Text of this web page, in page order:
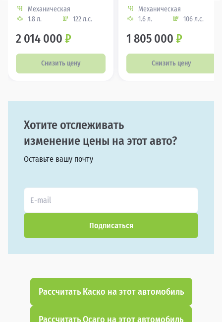
Механическая
1.8 л.
122 л.с.
2 014 000 ₽
Снизить цену
Механическая
1.6 л.
106 л.с.
1 805 000 ₽
Снизить цену
Хотите отслеживать
изменение цены на этот авто?
Оставьте вашу почту
Подписаться
Рассчитать Каско на этот автомобиль
Рассчитать Осаго на этот автомобиль